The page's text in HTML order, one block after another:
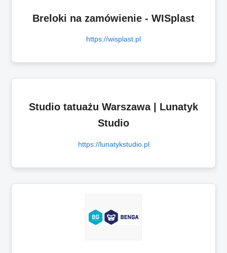
Breloki na zamówienie - WISplast
https://wisplast.pl
Studio tatuażu Warszawa | Lunatyk
Studio
https://lunatykstudio.pl